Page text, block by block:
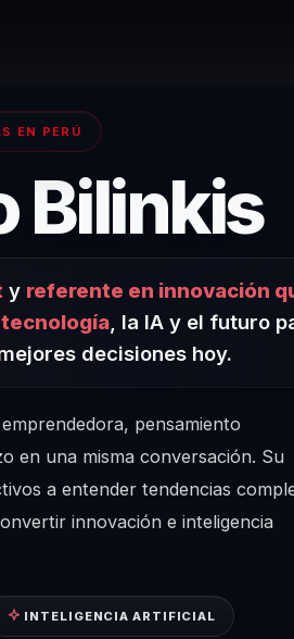
EN PERÚ
Bilinkis
y referente en innovación
, la IA y el futuro
decisiones hoy.
pensamiento
en una misma conversación. Su
a entender tendencias
innovación e inteligencia
INTELIGENCIA ARTIFICIAL